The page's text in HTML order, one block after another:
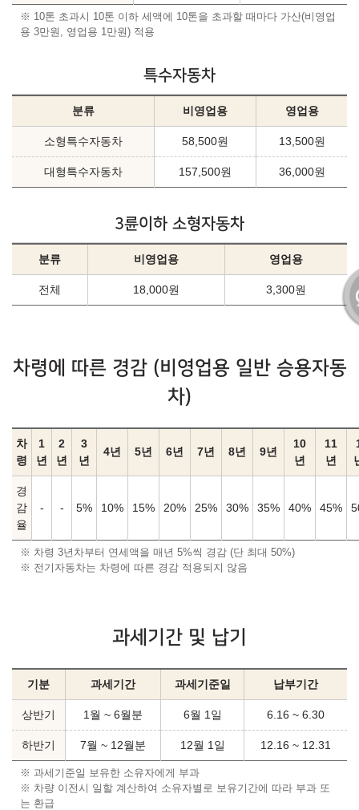
※ 10톤 초과시 10톤 이하 세액에 10톤을 초과할 때마다 가산(비영업
용 3만원, 영업용 1만원) 적용
특수자동차
분류 비영업용 영업용
소형특수자동차 58,500원 13,500원
대형특수자동차 157,500원 36,000원
3륜이하 소형자동차
분류 비영업용 영업용
전체 18,000원 3,300원
차령에 따른 경감 (비영업용 일반 승용자동
차)
차
령
1
년
2
년
3
년
4년 5년 6년 7년 8년 9년
10
년
11
년
경
감
율
- - 5% 10% 15% 20% 25% 30% 35% 40% 45%
※ 차령 3년차부터 연세액을 매년 5%씩 경감 (단 최대 50%)
※ 전기자동차는 차령에 따른 경감 적용되지 않음
과세기간 및 납기
기분 과세기간 과세기준일 납부기간
상반기 1월 ~ 6월분 6월 1일 6.16 ~ 6.30
하반기 7월 ~ 12월분 12월 1일 12.16 ~ 12.31
※ 과세기준일 보유한 소유자에게 부과
※ 차량 이전시 일할 계산하여 소유자별로 보유기간에 따라 부과 또
는 환급